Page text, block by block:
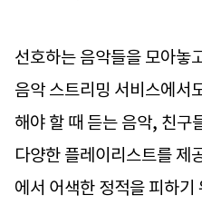
선호하는 음악들을 모아놓
음악 스트리밍 서비스에서
해야 할 때 듣는 음악, 친구
다양한 플레이리스트를 제
에서 어색한 정적을 피하